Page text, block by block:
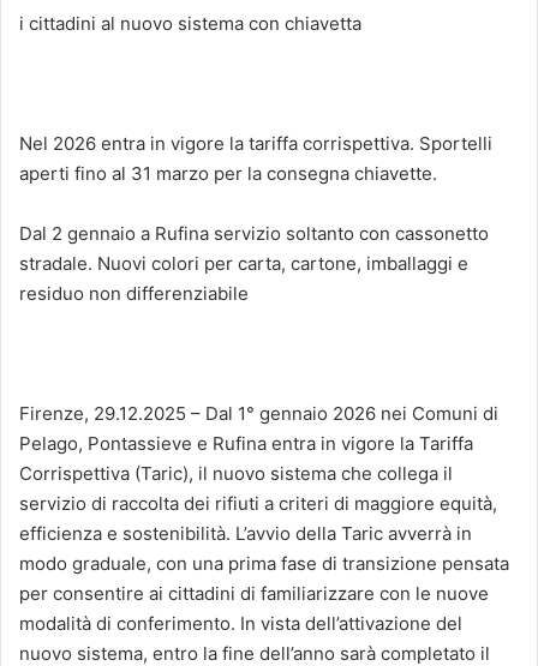
i cittadini al nuovo sistema con chiavetta
Nel 2026 entra in vigore la tariffa corrispettiva. Sportelli
aperti fino al 31 marzo per la consegna chiavette.
Dal 2 gennaio a Rufina servizio soltanto con cassonetto
stradale. Nuovi colori per carta, cartone, imballaggi e
residuo non differenziabile
Firenze, 29.12.2025 – Dal 1° gennaio 2026 nei Comuni di
Pelago, Pontassieve e Rufina entra in vigore la Tariffa
Corrispettiva (Taric), il nuovo sistema che collega il
servizio di raccolta dei rifiuti a criteri di maggiore equità,
efficienza e sostenibilità. L’avvio della Taric avverrà in
modo graduale, con una prima fase di transizione pensata
per consentire ai cittadini di familiarizzare con le nuove
modalità di conferimento. In vista dell’attivazione del
nuovo sistema, entro la fine dell’anno sarà completato il